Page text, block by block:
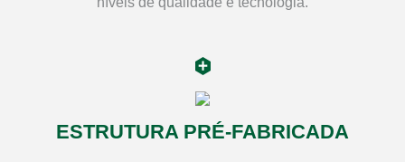
ESTRUTURA PRÉ-FABRICADA